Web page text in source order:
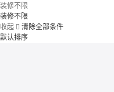
装修不限
装修不限
收起  清除全部条件
默认排序